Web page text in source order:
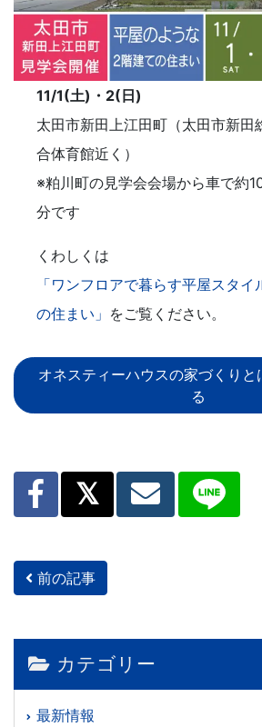
11/1(土)・2(日)
太田市新田上江田町（太田市新田
合体育館近く）
※粕川町の見学会会場から車で約
分です
くわしくは
「ワンフロアで暮らす平屋スタイ
の住まい」 をご覧ください。
オネスティーハウスの家づくり
る
前の記事
カテゴリー
最新情報